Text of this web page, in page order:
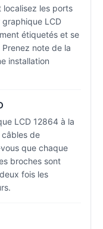
localisez les ports
LCD
étiquetés et se
note de la
installation
LCD 12864 à la
câbles de
que chaque
broches sont
fois les